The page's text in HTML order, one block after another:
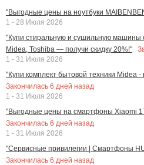
"Выгодные цены на ноутбуки
1 - 28 Июля 2026
"Купи стиральную и сушильную машины
Midea, Toshiba — получи скидку 20%!"
1 - 31 Июля 2026
"Купи комплект бытовой техники Midea -
Закончилась 6 дней назад
1 - 31 Июля 2026
"Выгодные цены на смартфоны Xiaomi
Закончилась 6 дней назад
1 - 31 Июля 2026
"Сервисные привилегии | Смартфоны
Закончилась 6 дней назад